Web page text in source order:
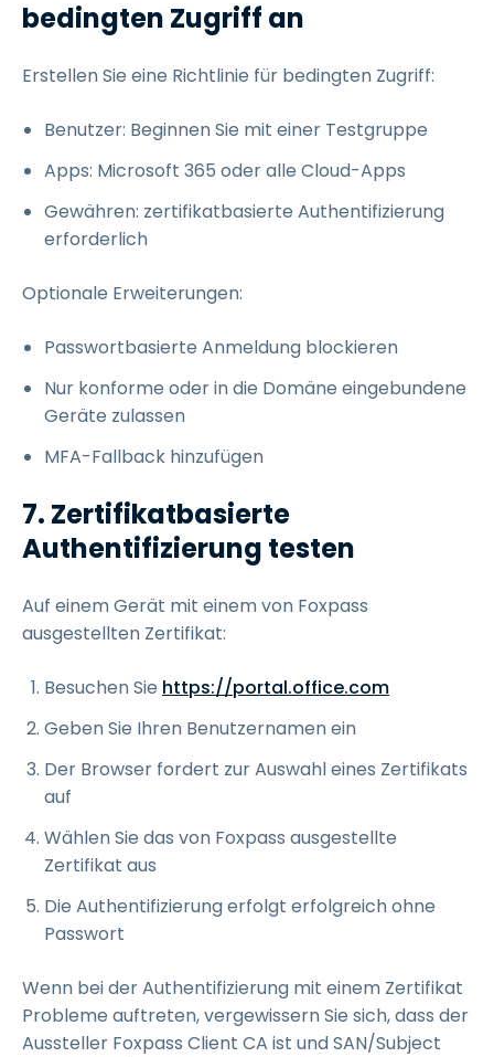
bedingten Zugriff an
Erstellen Sie eine Richtlinie für bedingten Zugriff:
Benutzer: Beginnen Sie mit einer Testgruppe
Apps: Microsoft 365 oder alle Cloud-Apps
Gewähren: zertifikatbasierte Authentifizierung
erforderlich
Optionale Erweiterungen:
Passwortbasierte Anmeldung blockieren
Nur konforme oder in die Domäne eingebundene
Geräte zulassen
MFA-Fallback hinzufügen
7. Zertifikatbasierte
Authentifizierung testen
Auf einem Gerät mit einem von Foxpass
ausgestellten Zertifikat:
Besuchen Sie https://portal.office.com
Geben Sie Ihren Benutzernamen ein
Der Browser fordert zur Auswahl eines Zertifikats
auf
Wählen Sie das von Foxpass ausgestellte
Zertifikat aus
Die Authentifizierung erfolgt erfolgreich ohne
Passwort
Wenn bei der Authentifizierung mit einem Zertifikat
Probleme auftreten, vergewissern Sie sich, dass der
Aussteller Foxpass Client CA ist und SAN/Subject